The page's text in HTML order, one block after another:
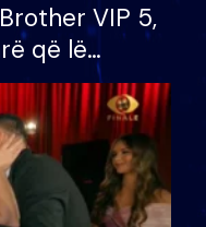
VIP 5,
që lë
për